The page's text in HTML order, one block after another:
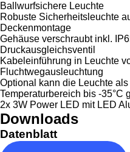
Ballwurfsichere Leuchte
Robuste Sicherheitsleuchte
Deckenmontage
Gehäuse verschraubt inkl.
Druckausgleichsventil
Kabeleinführung in Leuchte
Fluchtwegausleuchtung
Optional kann die Leuchte
Temperaturbereich bis -35°C
2x 3W Power LED mit LED
Downloads
Datenblatt